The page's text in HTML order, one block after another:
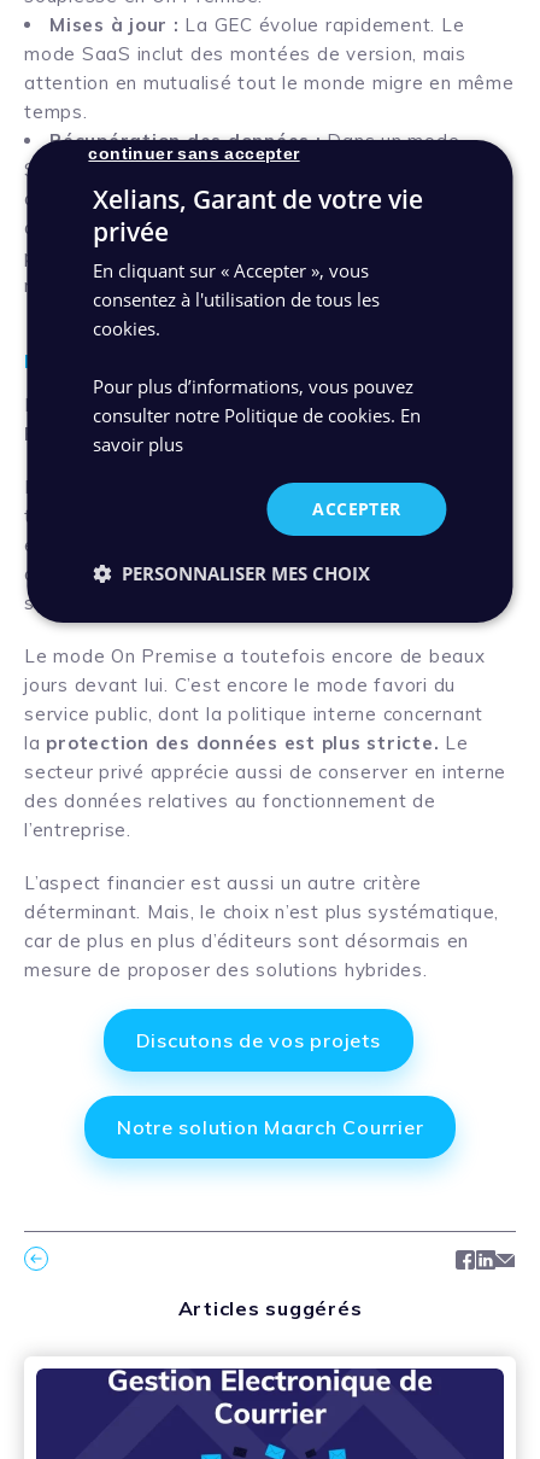
Mises à jour : La GEC évolue rapidement. Le
mode SaaS inclut des montées de version, mais
attention en mutualisé tout le monde migre en même
temps.
Récupération des données :Dans un mode
SaaS, il faut bien veiller à pouvoir rapatrier les
données en cas de besoin, et porter une grande
attention à la réversibilité. Un logiciel Open source
proposé en SaaS offre à ce titre la garantie de
retrouver à la fois les données et le logiciel.
Le gagnant est…
Ni l’un, ni l’autre… Le
choix du mode Saas ou On
Premise dépend des organisations concernées
Par exemple, les petites collectivités, TPE/PME se
tourneront plus facilement vers une GEC en SaaS car
elles n’ont ni les ressources informatiques, ni les
compétences humaines pour opérer de telles
solutions.
Le mode On Premise a toutefois encore de beaux
jours devant lui. C’est encore le mode favori du
service public, dont la politique interne concernant
la protection des données est plus stricte. Le
secteur privé apprécie aussi de conserver en interne
des données relatives au fonctionnement de
l’entreprise.
L’aspect financier est aussi un autre critère
déterminant. Mais, le choix n’est plus systématique,
car de plus en plus d’éditeurs sont désormais en
mesure de proposer des solutions hybrides.
Discutons de vos projets
Notre solution Maarch Courrier
Articles suggérés
Xelians, Garant de votre vie
privée
En cliquant sur « Accepter », vous
consentez à l'utilisation de tous les
cookies.
Pour plus d’informations, vous pouvez
consulter notre Politique de cookies. En
savoir plus
ACCEPTER
continuer sans accepter
PERSONNALISER MES CHOIX